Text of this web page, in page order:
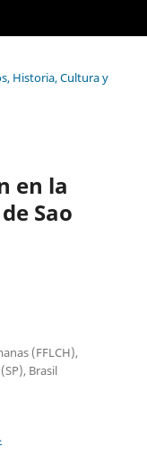
Historia, Cultura y
en la
Sao
(FFLCH),
Brasil